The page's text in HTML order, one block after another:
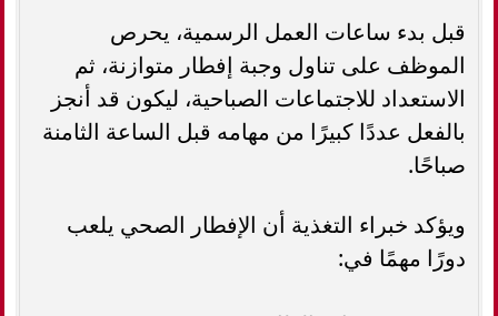
قبل بدء ساعات العمل الرسمية، يحرص
الموظف على تناول وجبة إفطار متوازنة، ثم
الاستعداد للاجتماعات الصباحية، ليكون قد أنجز
بالفعل عددًا كبيرًا من مهامه قبل الساعة الثامنة
صباحًا.
ويؤكد خبراء التغذية أن الإفطار الصحي يلعب
دورًا مهمًا في: